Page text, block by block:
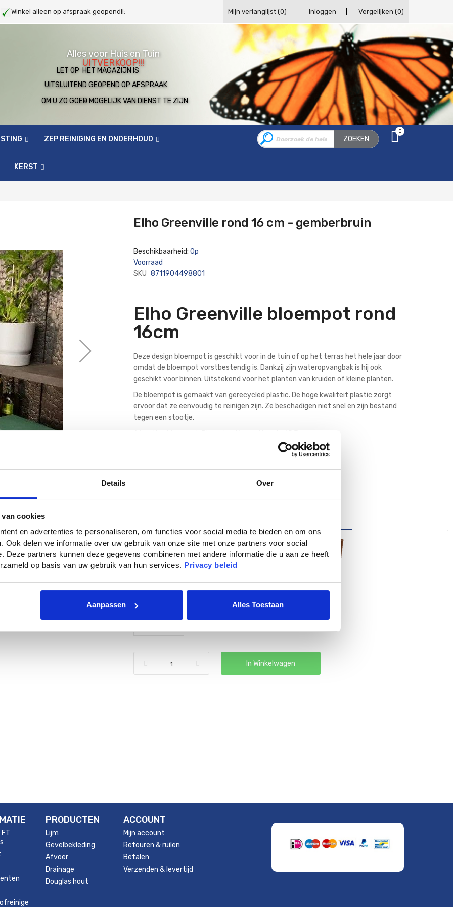
Details Over
cookies
en advertenties te personaliseren, om functies voor social media te bieden en om ons
Ook delen we informatie over uw gebruik van onze site met onze partners voor social
Deze partners kunnen deze gegevens combineren met andere informatie die u aan ze heeft
op basis van uw gebruik van hun services. Privacy beleid
Aanpassen Alles Toestaan
Winkel alleen op afspraak geopend!!; Mijn verlanglijst (0) Inloggen Vergelijken (0)
Alles voor Huis en Tuin
UITVERKOOP!!!
LET OP HET MAGAZIJN IS
UITSLUITEND GEOPEND OP AFSPRAAK
OM U ZO GOED MOGELIJK VAN DIENST TE ZIJN
ZEP REINIGING EN ONDERHOUD
KERST
0
ZOEKEN
Elho Greenville rond 16 cm - gemberbruin
Beschikbaarheid: Op
Voorraad
SKU 8711904498801
Elho Greenville bloempot rond
16cm
Deze design bloempot is geschikt voor in de tuin of op het terras het hele jaar door
omdat de bloempot vorstbestendig is. Dankzij zijn wateropvangbak is hij ook
geschikt voor binnen. Uitstekend voor het planten van kruiden of kleine planten.
De bloempot is gemaakt van gerecycled plastic. De hoge kwaliteit plastic zorgt
ervoor dat ze eenvoudig te reinigen zijn. Ze beschadigen niet snel en zijn bestand
tegen een stootje.
5
In Winkelwagen
PRODUCTEN
Lijm
Gevelbekleding
Afvoer
Drainage
Douglas hout
ACCOUNT
Mijn account
Retouren & ruilen
Betalen
Verzenden & levertijd